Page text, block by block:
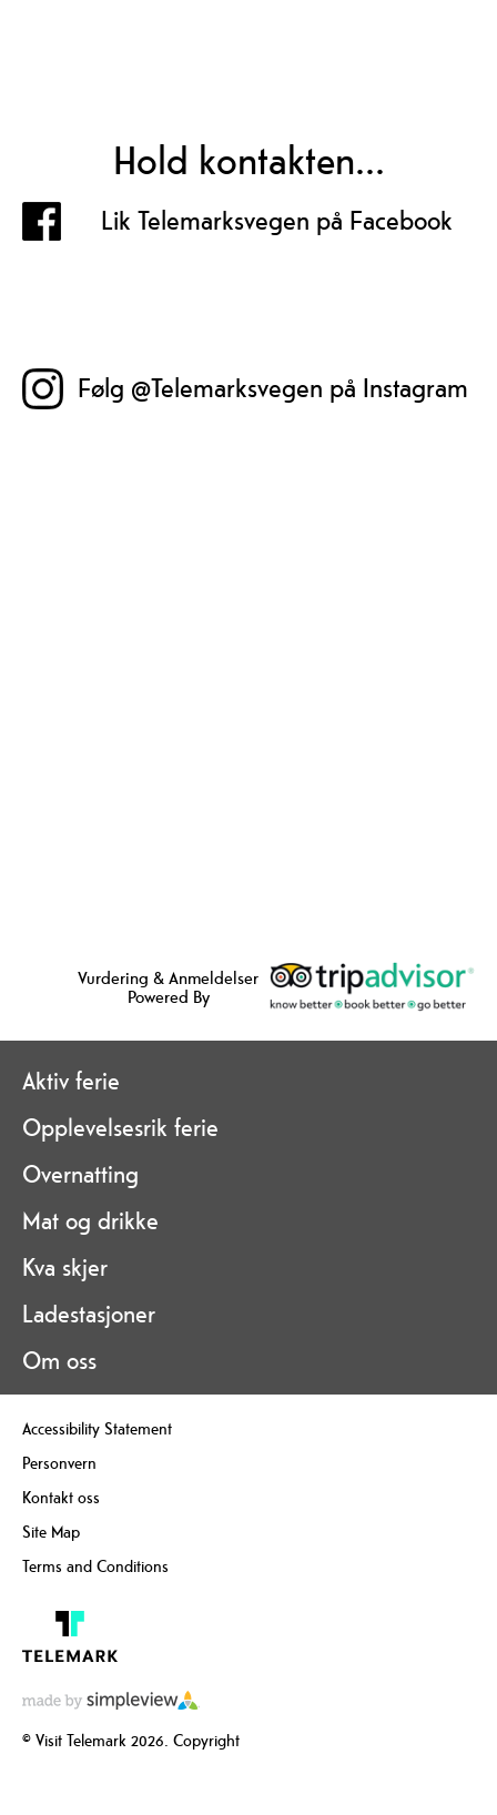
Hold kontakten...
Lik Telemarksvegen på Facebook
Følg @Telemarksvegen på Instagram
Vurdering & Anmeldelser
Powered By
Aktiv ferie
Opplevelsesrik ferie
Overnatting
Mat og drikke
Kva skjer
Ladestasjoner
Om oss
Accessibility Statement
Personvern
Kontakt oss
Site Map
Terms and Conditions
© Visit Telemark 2026. Copyright